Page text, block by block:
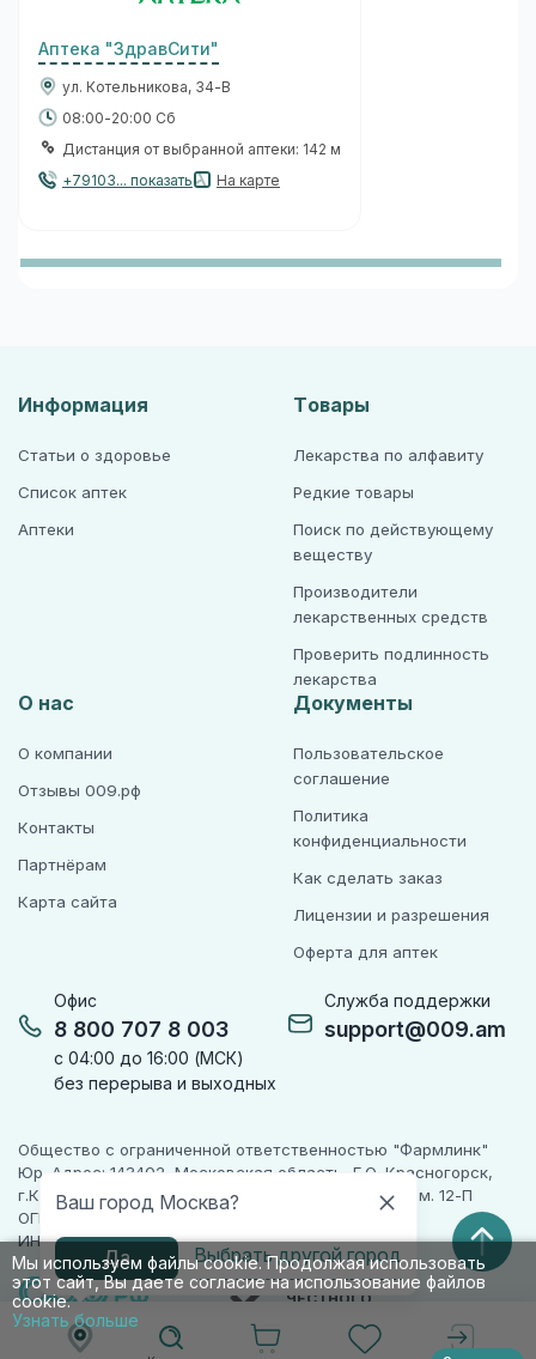
Ваш город Москва?
Да Выбрать другой город
Аптека "ЗдравСити"
ул. Котельникова, 34-В
08:00-20:00 Сб
Дистанция от выбранной аптеки: 142 м
+79103... показать
На карте
Мы используем файлы cookie. Продолжая использовать
этот сайт, Вы даете согласие на использование файлов
cookie.
Узнать больше
Офис
8 800 707 8 003
с 04:00 до 16:00 (МСК)
без перерыва и выходных
Служба поддержки
support@009.am
Информация
Статьи о здоровье
Список аптек
Аптеки
Товары
Лекарства по алфавиту
Редкие товары
Поиск по действующему
веществу
Производители
лекарственных средств
Проверить подлинность
лекарства
О нас
О компании
Отзывы 009.рф
Контакты
Партнёрам
Карта сайта
Документы
Пользовательское
соглашение
Политика
конфиденциальности
Как сделать заказ
Лицензии и разрешения
Оферта для аптек
Общество с ограниченной ответственностью "Фармлинк"
Юр. Адрес: 143402, Московская область, Г.О. Красногорск,
г.Красногорск, ул. Жуковского, д. 17, помещ. III, ком. 12-П
ОГРН 1225000071955
ИНН 5024223277
ПАРТНЕР
ЧЕСТНОГО